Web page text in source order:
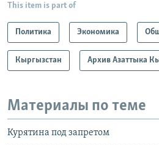
This item is part of
Политика Экономика
Кыргызстан Архив Азаттыка
Материалы по теме
Курятина под запретом